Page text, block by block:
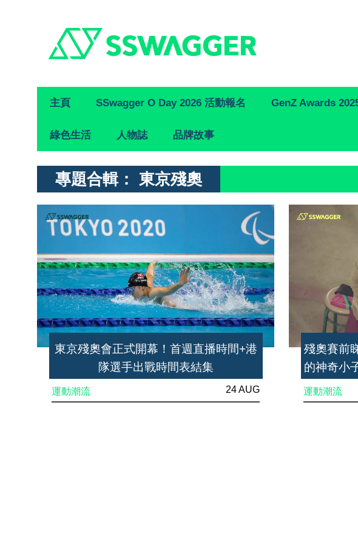
Primary
Navigation
主頁 SSwagger O Day 2026 活動報名 GenZ Awards
綠色生活 人物誌 品牌故事
專題合輯： 東京殘奧
東京殘奧會正式開幕！首週直播時間+港
隊選手出戰時間表結集
運動潮流 24 AUG
殘奧賽前
的神奇小
運動潮流